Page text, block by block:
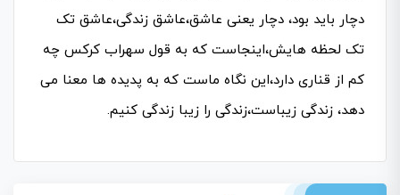
دچار باید بود، دچار یعنی عاشق،عاشق زندگی،عاشق تک
تک لحظه هایش،اینجاست که به قول سهراب کرکس چه
کم از قناری دارد،این نگاه ماست که به پدیده ها معنا می
دهد، زندگی زیباست،زندگی را زیبا زندگی کنیم.